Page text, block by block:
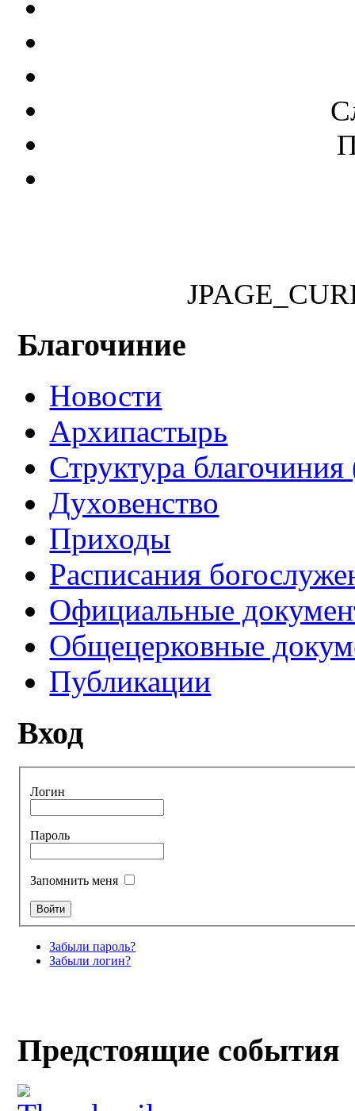
Благочиние
Новости
Архипастырь
Структура
Духовенство
Приходы
Расписания
Официальные
Общецерковные
Публикации
Вход
Логин
Пароль
Запомнить меня
Забыли пароль?
Забыли логин?
Предстоящие события